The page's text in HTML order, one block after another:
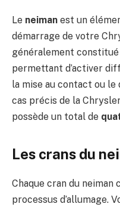
Le neiman est un
démarrage de votre
généralement
permettant d’activer
la mise au contact ou le
cas précis de la
possède un total de
Les crans du
Chaque cran du neiman
processus d’allumage.